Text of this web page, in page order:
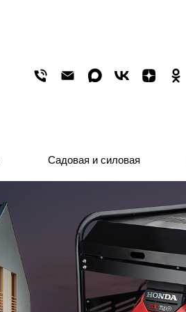
Садовая и силовая
Садовая и силовая